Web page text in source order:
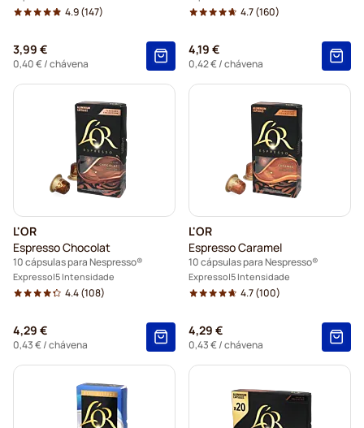
4.9(147)
3,99 €
0,40 €/ chávena
4.7(160)
4,19 €
0,42 €/ chávena
L'OR
Espresso Chocolat
10 cápsulas para Nespresso®
Expresso 5 Intensidade
4.4(108)
4,29 €
0,43 €/ chávena
L'OR
Espresso Caramel
10 cápsulas para Nespresso®
Expresso 5 Intensidade
4.7(100)
4,29 €
0,43 €/ chávena